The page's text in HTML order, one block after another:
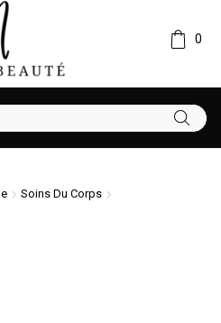
0
Soins Du Corps